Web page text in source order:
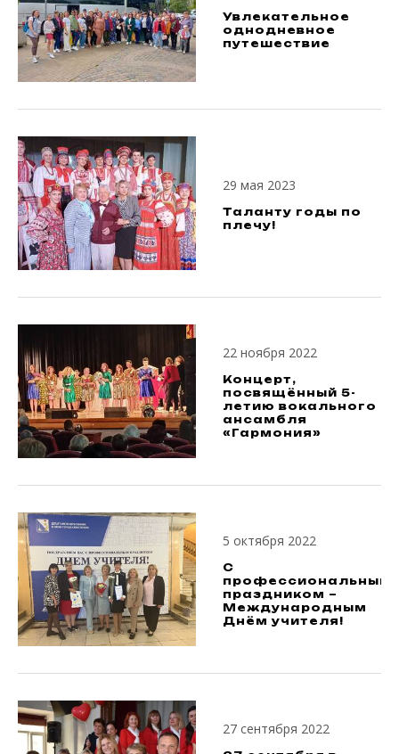
Увлекательное
однодневное
путешествие
29 мая 2023
Таланту годы по
плечу!
22 ноября 2022
Концерт,
посвящённый 5-
летию вокального
ансамбля
«Гармония»
5 октября 2022
C
профессиональным
праздником –
Международным
Днём учителя!
27 сентября 2022